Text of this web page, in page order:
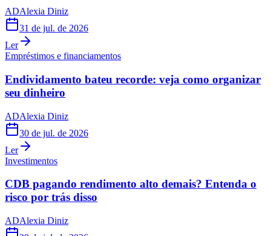
ADAlexia Diniz
31 de jul. de 2026
Ler
Empréstimos e financiamentos
Endividamento bateu recorde: veja como organizar
seu dinheiro
ADAlexia Diniz
30 de jul. de 2026
Ler
Investimentos
CDB pagando rendimento alto demais? Entenda o
risco por trás disso
ADAlexia Diniz